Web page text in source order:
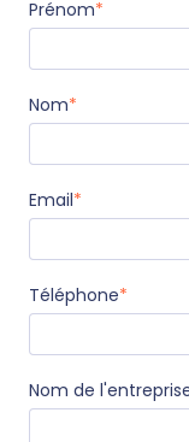
Prénom*
Nom*
Email*
Téléphone*
Nom de